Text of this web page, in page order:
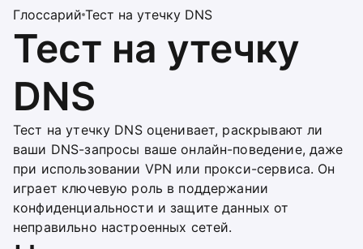
Глоссарий Тест на утечку DNS
Тест на утечку
DNS
Тест на утечку DNS оценивает, раскрывают ли
ваши DNS-запросы ваше онлайн-поведение, даже
при использовании VPN или прокси-сервиса. Он
играет ключевую роль в поддержании
конфиденциальности и защите данных от
неправильно настроенных сетей.